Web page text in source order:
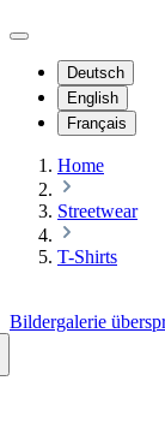
Deutsch
English
Français
Home
Streetwear
T-Shirts
Bildergalerie